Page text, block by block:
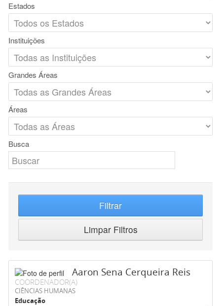
Estados
Instituições
Grandes Áreas
Áreas
Busca
Filtrar
Limpar Filtros
Aaron Sena Cerqueira Reis
COORDENADOR(A)
CIÊNCIAS HUMANAS
Educação